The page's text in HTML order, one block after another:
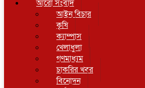
আরো সংবাদ
আইন বিচার
কৃষি
ক্যাম্পাস
খেলাধুলা
গণমাধ্যম
চাকরির খবর
বিনোদন